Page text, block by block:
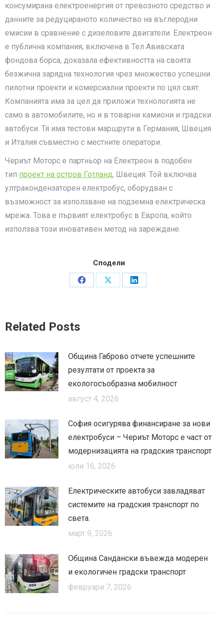
консумирана електроенергия от превозното средство и
данните за редуцираното количество на въглеродни
емисии в сравнение с дизеловите двигатели. Електреон
е публична компания, включена в Тел Авивската
фондова борса, доказала ефективността на своята
безжична зарядна технология чрез множество успешни
пилотни проекти и комерсиални проекти по цял свят.
Компанията има за цел да приложи технологията не
само в автомобилите, но и в товарни камиони и градски
автобуси. Тя има тестови маршрути в Германия, Швеция
и Италия съвместно с местните оператори.
Чериът Моторс е партньор на Електреон в подобен
тип проект на остров Готланд, Швеция. Той включва
ултракондензаторен електробус, оборудван с
възможност за използване на подземна електрическа
мрежа. Това е първият електробус в Европа, който
използва този иновативен метод на зареждане.
Сподели
Share
Share
Share
Related Posts
Община Габрово отчете успешните
резултати от проекта за
екологосъобразна мобилност
август 4, 2026
София осигурява финансиране за нови
електробуси – Чериът Моторс е част от
модернизацията на градския транспорт
юли 16, 2026
Електрическите автобуси завладяват
системите на градския транспорт по
света.
март 9, 2026
Община Сандански въвежда модерен
и екологичен градски транспорт
февруари 7, 2026